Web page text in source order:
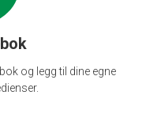
og legg til dine egne